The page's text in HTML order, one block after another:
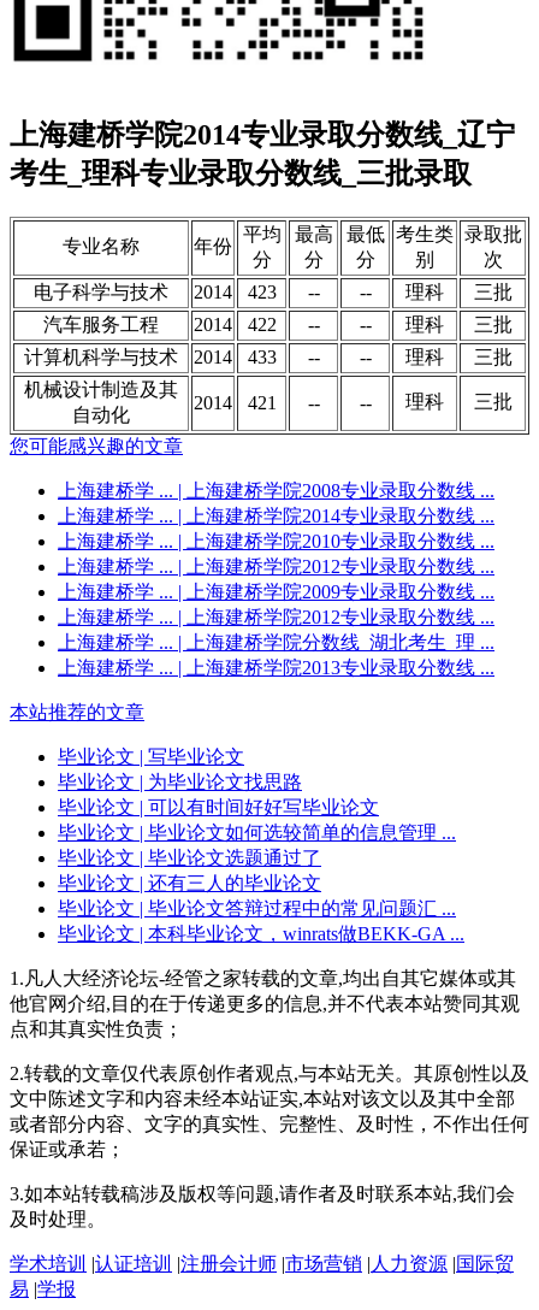
上海建桥学院2014专业录取分数线_辽宁
考生_理科专业录取分数线_三批录取
专业名称 年份
平均
分
最高
分
最低
分
考生类
别
录取批
次
电子科学与技术
2014 423 -- -- 理科
三批
汽车服务工程
2014 422 -- -- 理科
三批
计算机科学与技术
2014 433 -- -- 理科
三批
机械设计制造及其
自动化
2014 421 -- -- 理科 三批
您可能感兴趣的文章
上海建桥学 ... | 上海建桥学院2008专业录取分数线 ...
上海建桥学 ... | 上海建桥学院2014专业录取分数线 ...
上海建桥学 ... | 上海建桥学院2010专业录取分数线 ...
上海建桥学 ... | 上海建桥学院2012专业录取分数线 ...
上海建桥学 ... | 上海建桥学院2009专业录取分数线 ...
上海建桥学 ... | 上海建桥学院2012专业录取分数线 ...
上海建桥学 ... | 上海建桥学院分数线_湖北考生_理 ...
上海建桥学 ... | 上海建桥学院2013专业录取分数线 ...
本站推荐的文章
毕业论文 | 写毕业论文
毕业论文 | 为毕业论文找思路
毕业论文 | 可以有时间好好写毕业论文
毕业论文 | 毕业论文如何选较简单的信息管理 ...
毕业论文 | 毕业论文选题通过了
毕业论文 | 还有三人的毕业论文
毕业论文 | 毕业论文答辩过程中的常见问题汇 ...
毕业论文 | 本科毕业论文，winrats做BEKK-GA ...
1.凡人大经济论坛-经管之家转载的文章,均出自其它媒体或其
他官网介绍,目的在于传递更多的信息,并不代表本站赞同其观
点和其真实性负责；
2.转载的文章仅代表原创作者观点,与本站无关。其原创性以及
文中陈述文字和内容未经本站证实,本站对该文以及其中全部
或者部分内容、文字的真实性、完整性、及时性，不作出任何
保证或承若；
3.如本站转载稿涉及版权等问题,请作者及时联系本站,我们会
及时处理。
学术培训 |认证培训 |注册会计师 |市场营销 | 人力资源 |国际贸
易 |学报